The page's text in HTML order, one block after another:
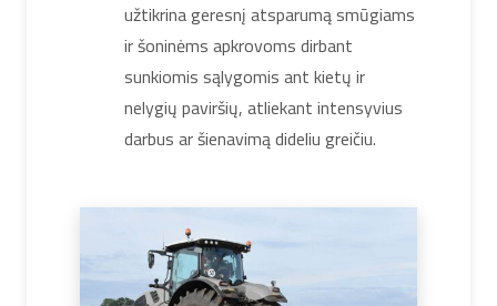
užtikrina geresnį atsparumą smūgiams
ir šoninėms apkrovoms dirbant
sunkiomis sąlygomis ant kietų ir
nelygių paviršių, atliekant intensyvius
darbus ar šienavimą dideliu greičiu.